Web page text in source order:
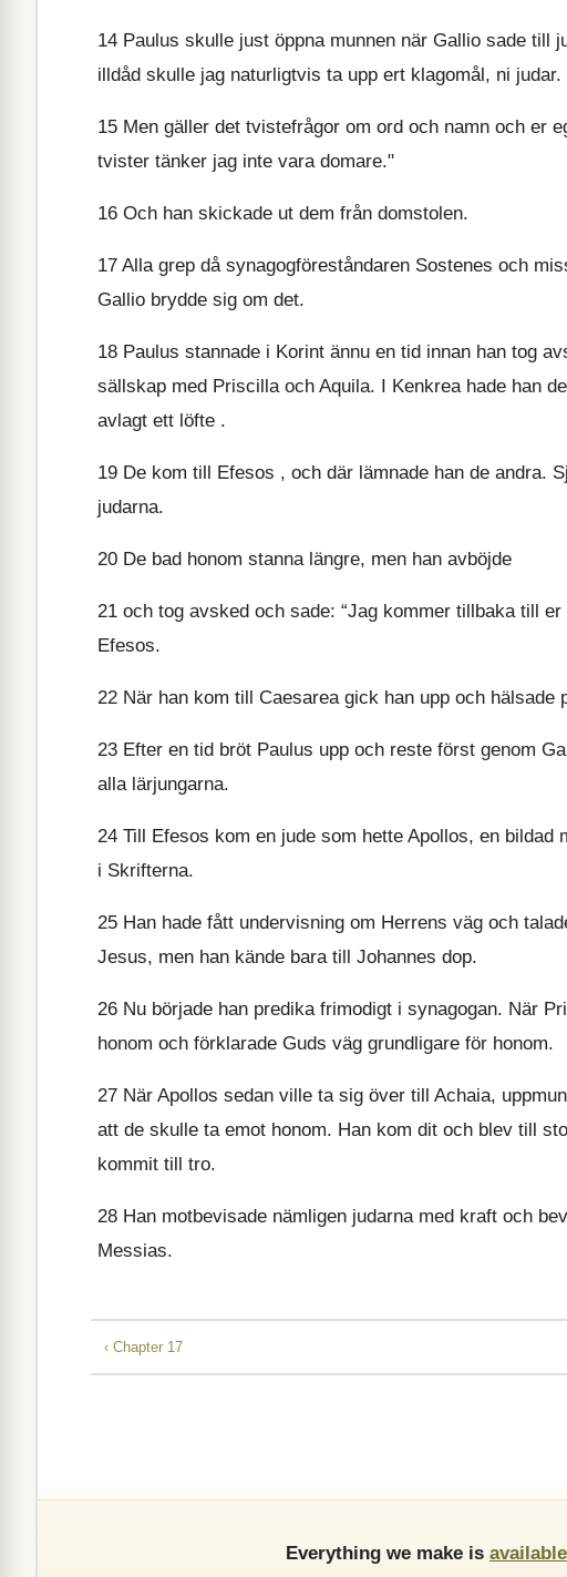
14 Paulus skulle just öppna munnen när Gallio sade till
illdåd skulle jag naturligtvis ta upp ert klagomål, ni judar.
15 Men gäller det tvistefrågor om ord och namn och er
tvister tänker jag inte vara domare."
16 Och han skickade ut dem från domstolen.
17 Alla grep då synagogföreståndaren Sostenes och
Gallio brydde sig om det.
18 Paulus stannade i Korint ännu en tid innan han tog
sällskap med Priscilla och Aquila. I Kenkrea hade han
avlagt ett löfte .
19 De kom till Efesos , och där lämnade han de andra.
judarna.
20 De bad honom stanna längre, men han avböjde
21 och tog avsked och sade: “Jag kommer tillbaka till
Efesos.
22 När han kom till Caesarea gick han upp och
23 Efter en tid bröt Paulus upp och reste först genom
alla lärjungarna.
24 Till Efesos kom en jude som hette Apollos, en
i Skrifterna.
25 Han hade fått undervisning om Herrens väg och
Jesus, men han kände bara till Johannes dop.
26 Nu började han predika frimodigt i synagogan. När
honom och förklarade Guds väg grundligare för honom.
27 När Apollos sedan ville ta sig över till Achaia,
att de skulle ta emot honom. Han kom dit och blev till
kommit till tro.
28 Han motbevisade nämligen judarna med kraft och
Messias.
‹ Chapter 17
Everything we make is